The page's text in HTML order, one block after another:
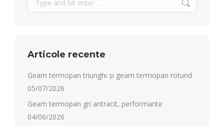
Articole recente
Geam termopan triunghi și geam termopan rotund
05/07/2026
Geam termopan gri antracit, performante
04/06/2026